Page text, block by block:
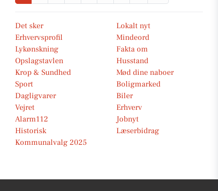
Det sker
Lokalt nyt
Erhvervsprofil
Mindeord
Lykønskning
Fakta om
Opslagstavlen
Husstand
Krop & Sundhed
Mød dine naboer
Sport
Boligmarked
Dagligvarer
Biler
Vejret
Erhverv
Alarm112
Jobnyt
Historisk
Læserbidrag
Kommunalvalg 2025